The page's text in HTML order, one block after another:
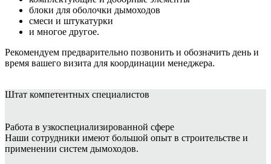
блоки для оболочки дымоходов
смеси и штукатурки
и многое другое.
Рекомендуем предварительно позвонить и обозначить день и
время вашего визита для координации менеджера.
Штат компетентных специалистов
Работа в узкоспециализированной сфере
Наши сотрудники имеют большой опыт в строительстве и
применении систем дымоходов.